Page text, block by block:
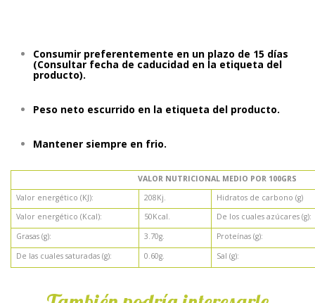
Consumir preferentemente en un plazo de 15 días
(Consultar fecha de caducidad en la etiqueta del
producto).
Peso neto escurrido en la etiqueta del producto.
Mantener siempre en frio.
VALOR NUTRICIONAL MEDIO POR 100GRS
Valor energético (KJ):
208Kj.
Hidratos de carbono (g)
Valor energético (Kcal):
50Kcal.
De los cuales azúcares (g):
Grasas (g):
3.70g.
Proteínas (g):
De las cuales saturadas (g):
0.60g. Sal (g):